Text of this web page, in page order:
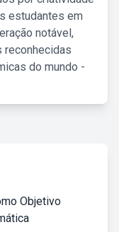
estudantes em
notável,
reconhecidas
do mundo -
Objetivo